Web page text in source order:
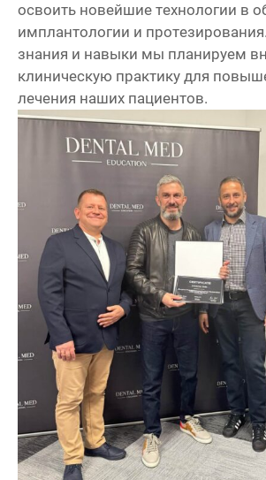
освоить новейшие технологии в
имплантологии и
знания и навыки мы планируем
клиническую практику для
лечения наших пациентов.